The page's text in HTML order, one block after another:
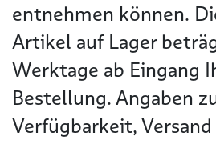
entnehmen können.
Artikel auf Lager
Werktage ab Eingang
Bestellung. Angaben
Verfügbarkeit,